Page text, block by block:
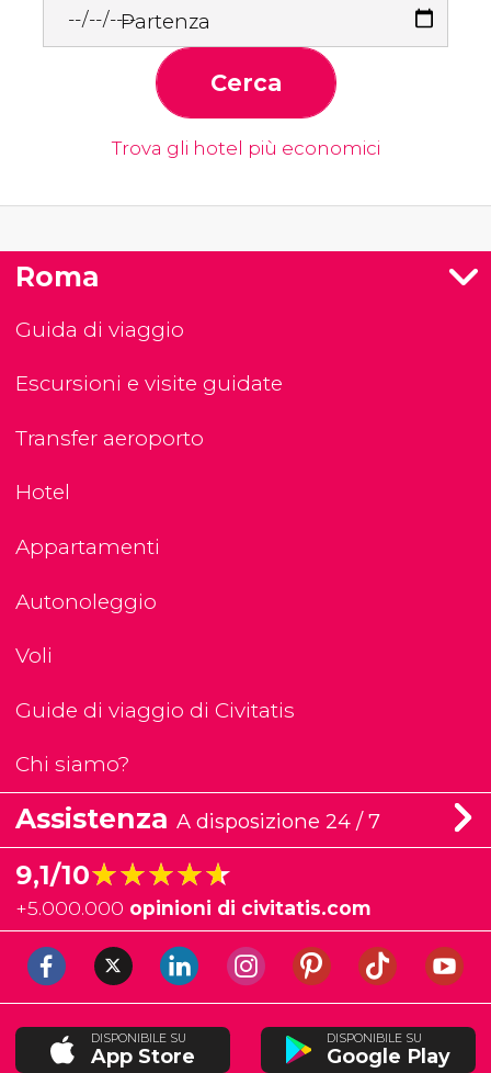
Partenza
Cerca
Trova gli hotel più economici
Roma
Guida di viaggio
Escursioni e visite guidate
Transfer aeroporto
Hotel
Appartamenti
Autonoleggio
Voli
Guide di viaggio di Civitatis
Chi siamo?
Assistenza A disposizione 24 / 7
9,1/10★★★★★
★★★★★
+5.000.000 opinioni di civitatis.com
DISPONIBILE SU
App Store
DISPONIBILE SU
Google Play